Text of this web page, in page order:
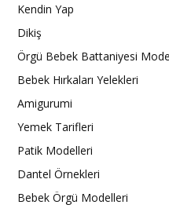
Kendin Yap
Dikiş
Örgü Bebek Battaniyesi
Bebek Hırkaları Yelekleri
Amigurumi
Yemek Tarifleri
Patik Modelleri
Dantel Örnekleri
Bebek Örgü Modelleri